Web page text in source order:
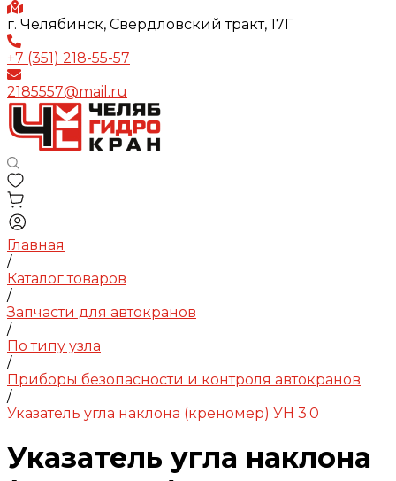
г. Челябинск, Свердловский тракт, 17Г
+7 (351) 218-55-57
2185557@mail.ru
Главная
/
Каталог товаров
/
Запчасти для автокранов
/
По типу узла
/
Приборы безопасности и контроля автокранов
/
Указатель угла наклона (креномер) УН 3.0
Указатель угла наклона